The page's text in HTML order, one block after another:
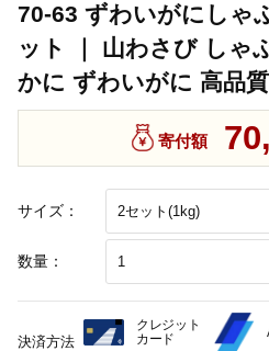
70-63 ずわいがにしゃ
ット ｜ 山わさび しゃ
かに ずわいがに 高品質
サイズ：
数量：
寄付額
決済方法
クレジット
カード